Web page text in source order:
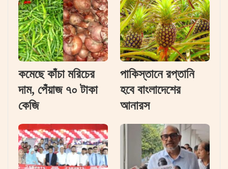
কমেছে কাঁচা মরিচের
দাম, পেঁয়াজ ৭০ টাকা
কেজি
পাকিস্তানে রপ্তানি
হবে বাংলাদেশের
আনারস